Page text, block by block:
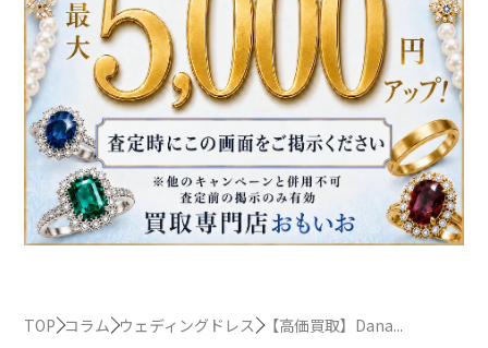
TOP コラム ウェディングドレス 【高価買取】Dana...